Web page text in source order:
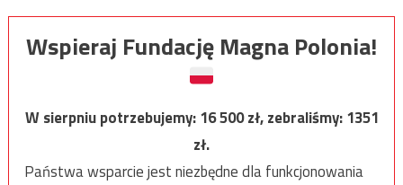
Wspieraj Fundację Magna Polonia!
W sierpniu potrzebujemy:16 500zł, zebraliśmy:1351
zł.
Państwa wsparcie jest niezbędne dla funkcjonowania